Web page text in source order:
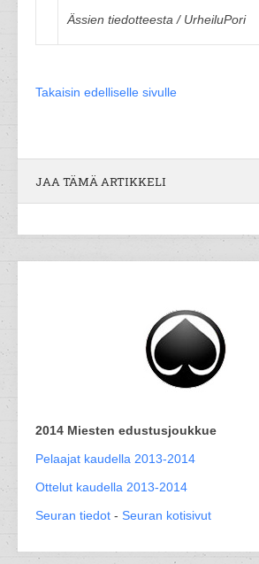
Ässien tiedotteesta / UrheiluPori
Takaisin edelliselle sivulle
JAA TÄMÄ ARTIKKELI
2014 Miesten edustusjoukkue
Pelaajat kaudella 2013-2014
Ottelut kaudella 2013-2014
Seuran tiedot - Seuran kotisivut